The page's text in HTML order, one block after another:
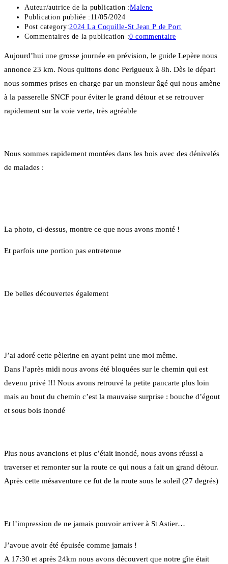
Auteur/autrice de la publication :Malene
Publication publiée : 11/05/2024
Post category:2024 La Coquille-St Jean P de Port
Commentaires de la publication :0 commentaire
Aujourd’hui une grosse journée en prévision, le guide Lepère nous
annonce 23 km. Nous quittons donc Perigueux à 8h. Dès le départ
nous sommes prises en charge par un monsieur âgé qui nous amène
à la passerelle SNCF pour éviter le grand détour et se retrouver
rapidement sur la voie verte, très agréable
Nous sommes rapidement montées dans les bois avec des dénivelés
de malades :
La photo, ci-dessus, montre ce que nous avons monté !
Et parfois une portion pas entretenue
De belles découvertes également
J’ai adoré cette pèlerine en ayant peint une moi même.
Dans l’après midi nous avons été bloquées sur le chemin qui est
devenu privé !!! Nous avons retrouvé la petite pancarte plus loin
mais au bout du chemin c’est la mauvaise surprise : bouche d’égout
et sous bois inondé
Plus nous avancions et plus c’était inondé, nous avons réussi a
traverser et remonter sur la route ce qui nous a fait un grand détour.
Après cette mésaventure ce fut de la route sous le soleil (27 degrés)
Et l’impression de ne jamais pouvoir arriver à St Astier…
J’avoue avoir été épuisée comme jamais !
A 17:30 et après 24km nous avons découvert que notre gîte était